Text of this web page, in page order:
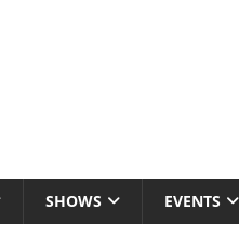
SHOWS EVENTS